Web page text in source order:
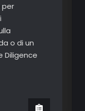
o di un
Diligence